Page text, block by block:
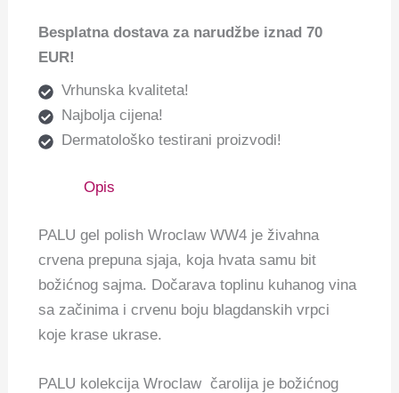
Besplatna dostava za narudžbe iznad 70
EUR!
Vrhunska kvaliteta!
Najbolja cijena!
Dermatološko testirani proizvodi!
Opis
PALU gel polish Wroclaw WW4 je živahna
crvena prepuna sjaja, koja hvata samu bit
božićnog sajma. Dočarava toplinu kuhanog vina
sa začinima i crvenu boju blagdanskih vrpci
koje krase ukrase.
PALU kolekcija Wroclaw čarolija je božićnog